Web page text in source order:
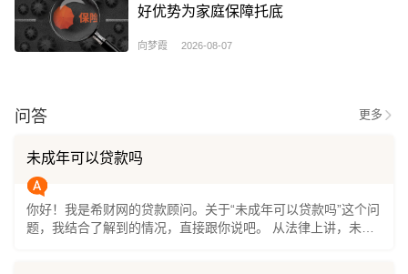
好优势为家庭保障托底
向梦霞 2026-08-07
问答 更多
未成年可以贷款吗
你好！我是希财网的贷款顾问。关于“未成年可以贷款吗”这个问
题，我结合了解到的情况，直接跟你说吧。 从法律上讲，未成